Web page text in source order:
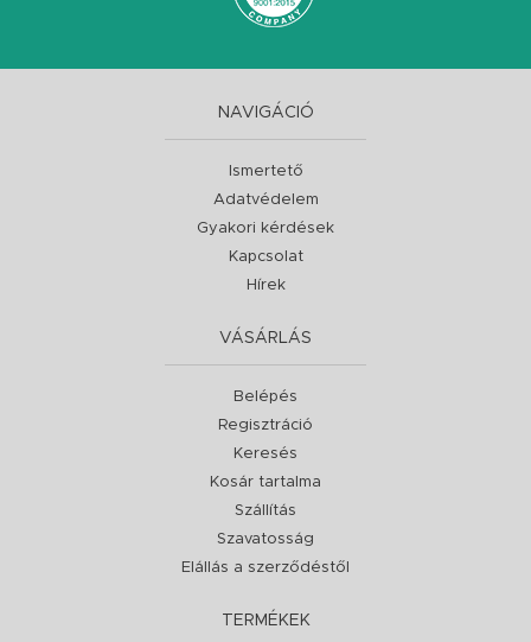
NAVIGÁCIÓ
Ismertető
Adatvédelem
Gyakori kérdések
Kapcsolat
Hírek
VÁSÁRLÁS
Belépés
Regisztráció
Keresés
Kosár tartalma
Szállítás
Szavatosság
Elállás a szerződéstől
TERMÉKEK